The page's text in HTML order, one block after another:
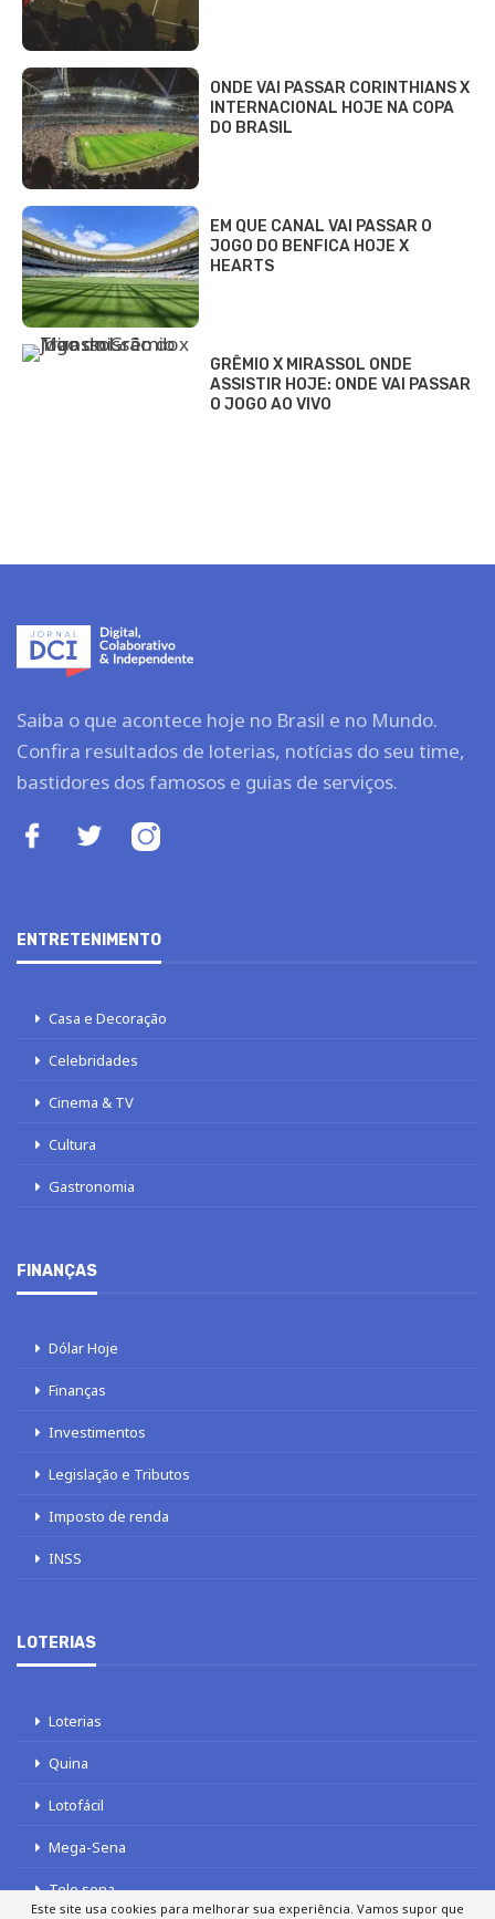
ONDE VAI PASSAR CORINTHIANS X
INTERNACIONAL HOJE NA COPA
DO BRASIL
EM QUE CANAL VAI PASSAR O
JOGO DO BENFICA HOJE X
HEARTS
GRÊMIO X MIRASSOL ONDE
ASSISTIR HOJE: ONDE VAI PASSAR
O JOGO AO VIVO
Saiba o que acontece hoje no Brasil e no Mundo.
Confira resultados de loterias, notícias do seu time,
bastidores dos famosos e guias de serviços.
ENTRETENIMENTO
Casa e Decoração
Celebridades
Cinema & TV
Cultura
Gastronomia
FINANÇAS
Dólar Hoje
Finanças
Investimentos
Legislação e Tributos
Imposto de renda
INSS
LOTERIAS
Loterias
Quina
Lotofácil
Mega-Sena
Tele sena
Este site usa cookies para melhorar sua experiência. Vamos supor que